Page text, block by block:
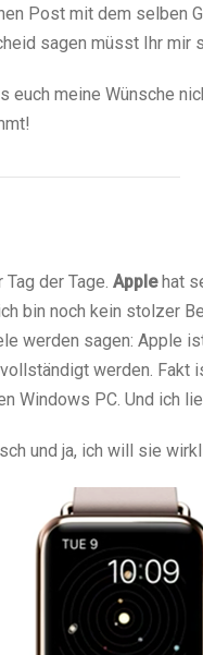
Post mit dem selben
sagen müsst Ihr mir
euch meine Wünsche
der Tage. Applehat
bin noch kein stolzer
werden sagen: Apple
werden. Fakt
Windows PC. Und ich
und ja, ich will sie